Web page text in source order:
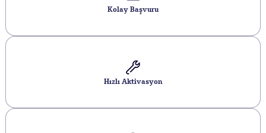
Kolay Başvuru
Hızlı Aktivasyon